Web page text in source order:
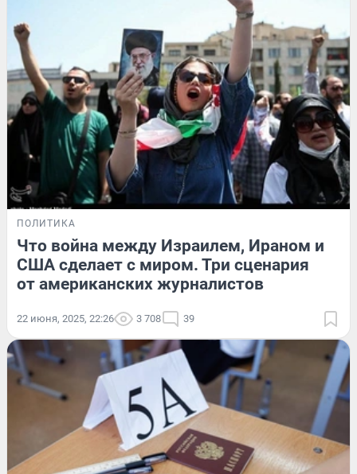
ПОЛИТИКА
Что война между Израилем, Ираном и
США сделает с миром. Три сценария
от американских журналистов
22 июня, 2025, 22:26 3 708 39